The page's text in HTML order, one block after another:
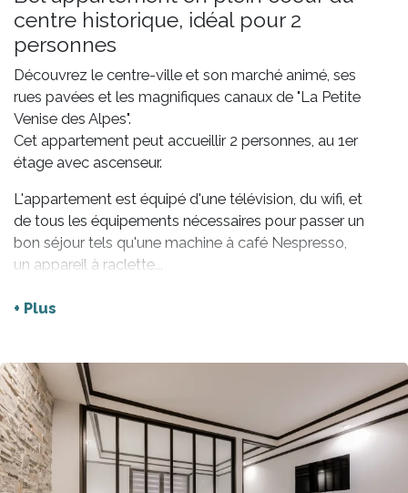
centre historique, idéal pour 2
personnes
Découvrez le centre-ville et son marché animé, ses
rues pavées et les magnifiques canaux de "La Petite
Venise des Alpes".
Cet appartement peut accueillir 2 personnes, au 1er
étage avec ascenseur.
L'appartement est équipé d'une télévision, du wifi, et
de tous les équipements nécessaires pour passer un
bon séjour tels qu'une machine à café Nespresso,
un appareil à raclette...
La salle d’eau est équipée d’une douche et les WC
Le linge de maison sera fourni pour votre séjour,
draps, serviettes et torchon de cuisine.
Nombreux restaurants et commerces accessibles à
pied ; vous pourrez vous déplacer sans voiture
durant tout votre séjour.
+ Plus